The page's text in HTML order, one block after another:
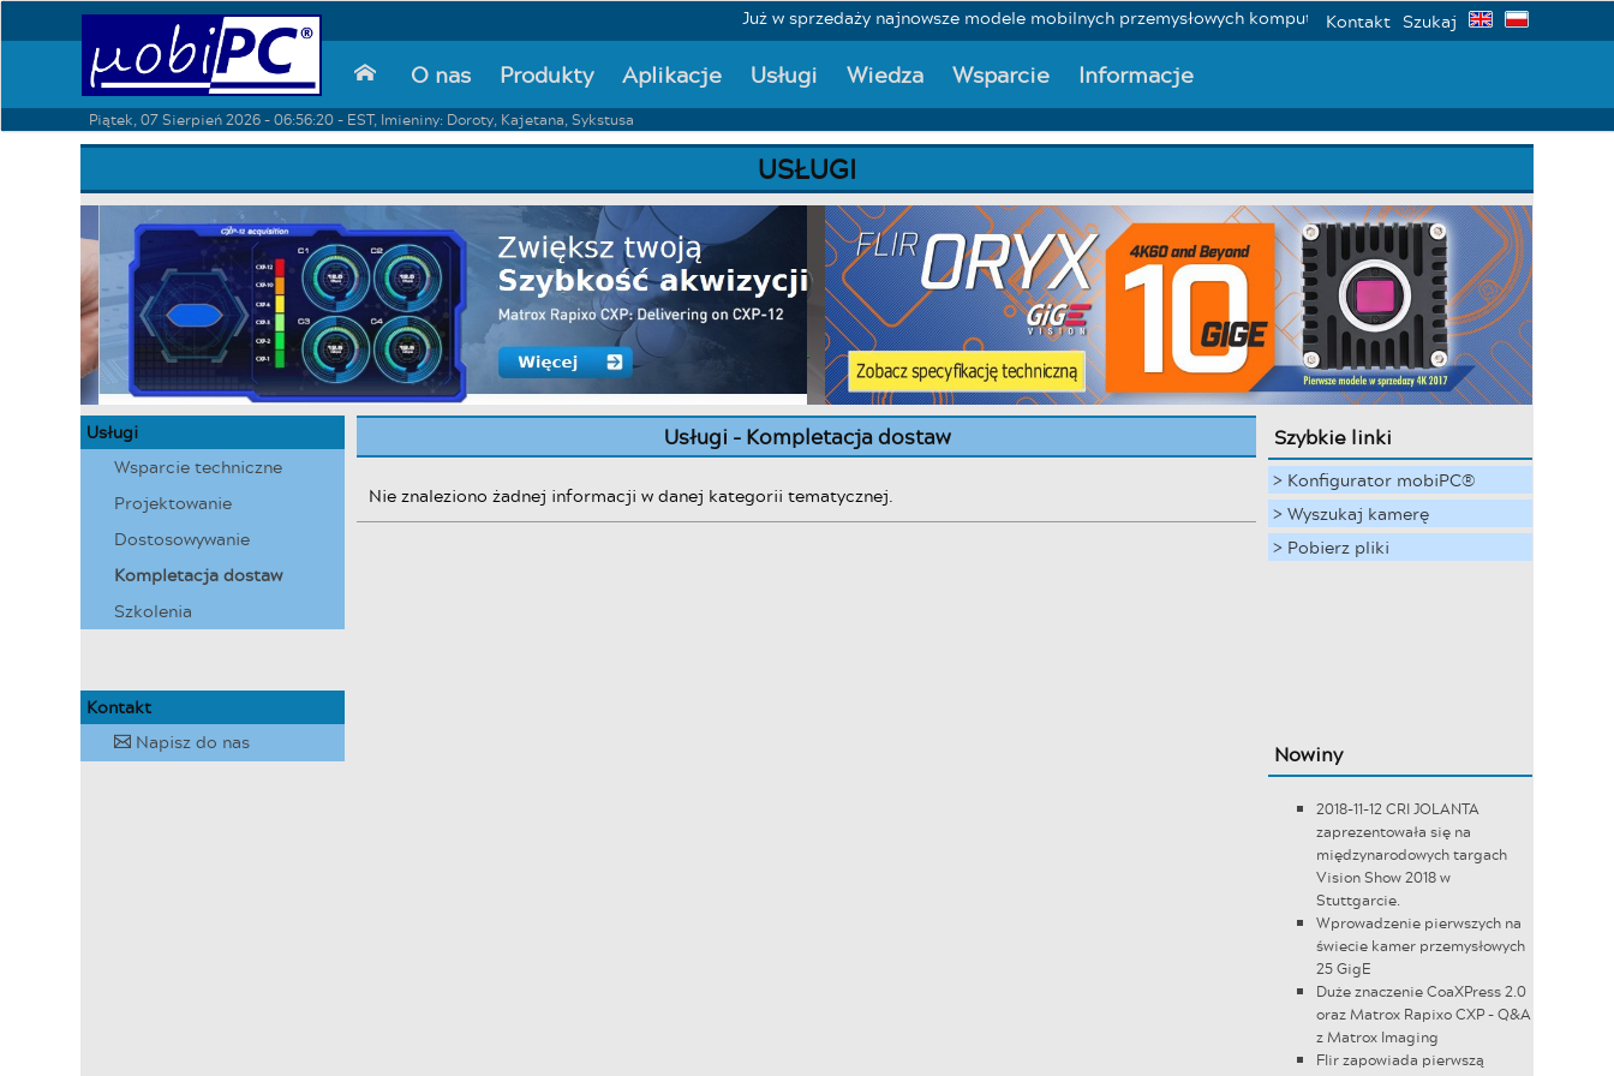
Już w sprzedaży najnowsze modele mobilnych przemysłowych komputerów MobiPC® Emi
Kontakt Szukaj
⌂ O nas Produkty Aplikacje Usługi Wiedza Wsparcie Informacje
Piątek, 07 Sierpień 2026 - 06:56:20 - EST, Imieniny: Doroty, Kajetana, Sykstusa
USŁUGI
Usługi
Wsparcie techniczne
Projektowanie
Dostosowywanie
Kompletacja dostaw
Szkolenia
Kontakt
✉ Napisz do nas
Usługi - Kompletacja dostaw
Nie znaleziono żadnej informacji w danej kategorii tematycznej.
Szybkie linki
> Konfigurator mobiPC®
> Wyszukaj kamerę
> Pobierz pliki
Nowiny
2018-11-12 CRI JOLANTA
zaprezentowała się na
międzynarodowych targach
Vision Show 2018 w
Stuttgarcie.
Wprowadzenie pierwszych na
świecie kamer przemysłowych
25 GigE
Duże znaczenie CoaXPress 2.0
oraz Matrox Rapixo CXP - Q&A
z Matrox Imaging
Flir zapowiada pierwszą